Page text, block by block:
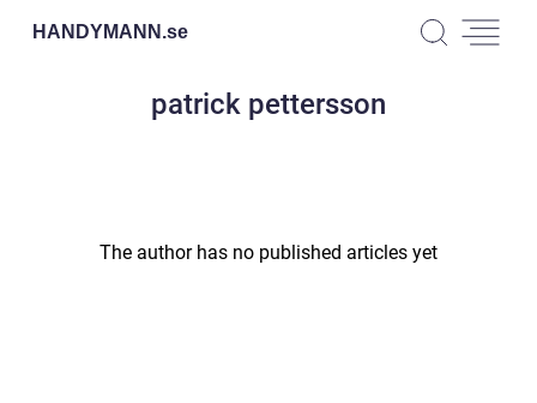
HANDYMANN.se
patrick pettersson
The author has no published articles yet